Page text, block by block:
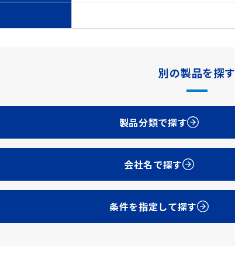
別の製品を探す
製品分類で探す
会社名で探す
条件を指定して探す